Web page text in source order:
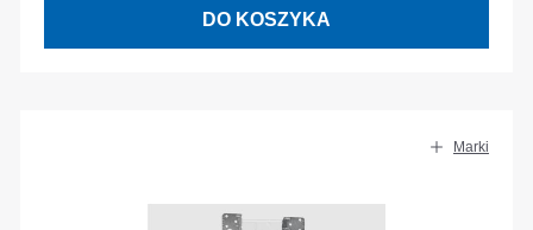
DO KOSZYKA
Marki